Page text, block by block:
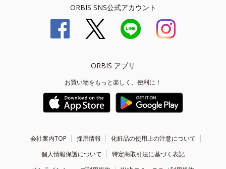
ORBIS SNS公式アカウント
ORBIS アプリ
お買い物をもっと楽しく、便利に！
会社案内TOP 採用情報
化粧品の使用上の注意について
個人情報保護について
特定商取引法に基づく表記